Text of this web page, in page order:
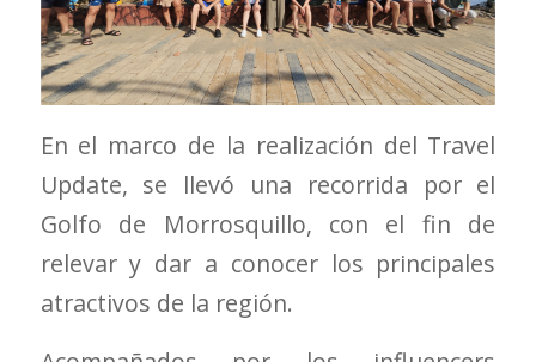
En el marco de la realización del Travel
Update, se llevó una recorrida por el
Golfo de Morrosquillo, con el fin de
relevar y dar a conocer los principales
atractivos de la región.